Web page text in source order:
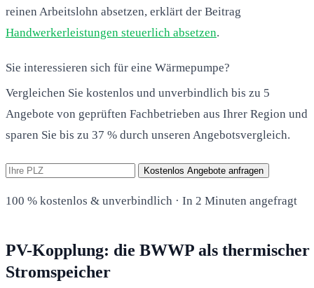
reinen Arbeitslohn absetzen, erklärt der Beitrag
Handwerkerleistungen steuerlich absetzen.
Sie interessieren sich für eine Wärmepumpe?
Vergleichen Sie kostenlos und unverbindlich bis zu 5
Angebote von geprüften Fachbetrieben aus Ihrer Region und
sparen Sie bis zu 37 % durch unseren Angebotsvergleich.
Kostenlos Angebote anfragen
100 % kostenlos & unverbindlich · In 2 Minuten angefragt
PV-Kopplung: die BWWP als thermischer
Stromspeicher